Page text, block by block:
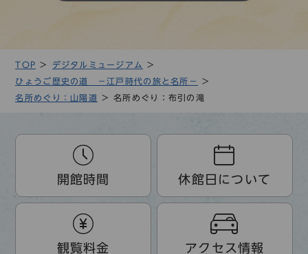
TOP
デジタルミュージアム
ひょうご歴史の道 －江戸時代の旅と名所－
名所めぐり：山陽道
名所めぐり：布引の滝
開館時間 休館日について
観覧料金 アクセス情報